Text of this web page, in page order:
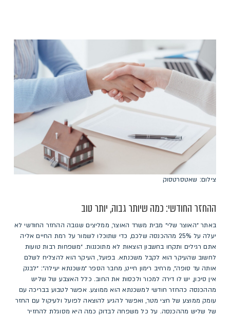
צילום: שאטסרטסוק
ההחזר החודשי: כמה שיותר גבוה, יותר טוב
באתר ״האוצר שלי״ מבית משרד האוצר, ממליצים שגובה ההחזר החודשי לא
יעלה על 25% מההכנסה שלכם, כדי שתוכלו לשמור על רמת החיים אליה
אתם רגילים ותקחו בחשבון הוצאות לא מתוכננות. ״​משפחות רבות טועות
לחשוב שהעיקר הוא לקבל משכנתא. בפועל, העיקר הוא להצליח לשלם
אותה עד סופה״, מרחיב רימון חייט, מחבר הספר ״משכנתא יעילה״: ״לבנק
אין סיכון, יש לו דירה למכור ולכסות את החוב. כלל האצבע של שליש
מההכנסה כהחזר חודשי למשכנתא הוא ממוצע. אפשר לטבוע בבריכה עם
עומק ממוצע של חצי מטר, ואפשר להגיע להוצאה לפועל ולעיקול עם החזר
של שליש מההכנסה. על כל משפחה לבדוק כמה היא מסוגלת להחזיר